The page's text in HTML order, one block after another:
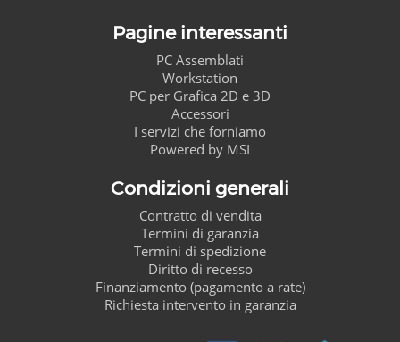
Pagine interessanti
PC Assemblati
Workstation
PC per Grafica 2D e 3D
Accessori
I servizi che forniamo
Powered by MSI
Condizioni generali
Contratto di vendita
Termini di garanzia
Termini di spedizione
Diritto di recesso
Finanziamento (pagamento a rate)
Richiesta intervento in garanzia